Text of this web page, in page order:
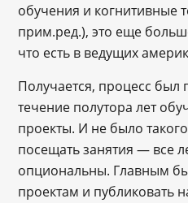
обучения и когнитивные
прим.ред.), это еще
что есть в ведущих
Получается, процесс был
течение полутора лет
проекты. И не было
посещать занятия — все
опциональны. Главным
проектам и публиковать